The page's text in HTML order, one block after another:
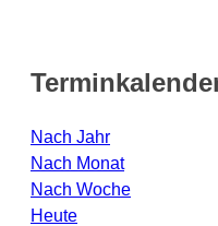
Nach Jahr
Nach Monat
Nach Woche
Heute